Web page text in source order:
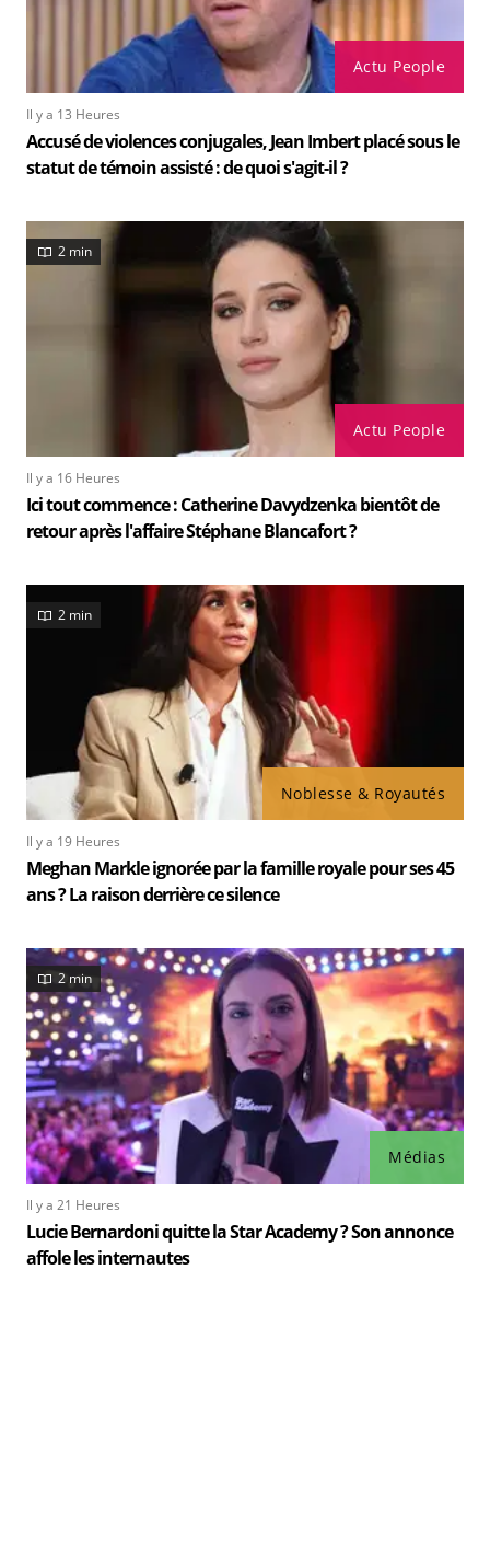
Actu People
Il y a 13 Heures
Accusé de violences conjugales, Jean Imbert placé sous le
statut de témoin assisté : de quoi s'agit-il ?
Actu People
2 min
Il y a 16 Heures
Ici tout commence : Catherine Davydzenka bientôt de
retour après l'affaire Stéphane Blancafort ?
Noblesse & Royautés
2 min
Il y a 19 Heures
Meghan Markle ignorée par la famille royale pour ses 45
ans ? La raison derrière ce silence
Médias
2 min
Il y a 21 Heures
Lucie Bernardoni quitte la Star Academy ? Son annonce
affole les internautes